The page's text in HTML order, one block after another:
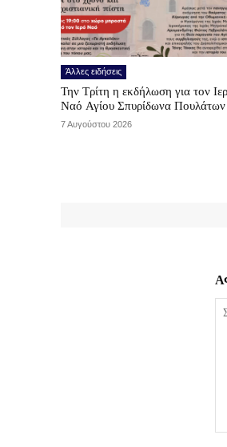
Άλλες ειδήσεις
Την Τρίτη η εκδήλωση για τον
Ναό Αγίου Σπυρίδωνα Πουλάτων
7 Αυγούστου 2026